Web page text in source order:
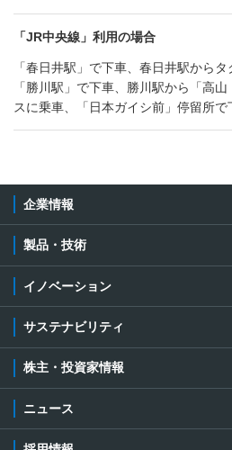
「JR中央線」利用の場合
「春日井駅」で下車、春日井駅からタ
「勝川駅」で下車、勝川駅から「高
スに乗車、「日本ガイシ前」停留所で
企業情報
製品・技術
イノベーション
サステナビリティ
株主・投資家情報
ニュース